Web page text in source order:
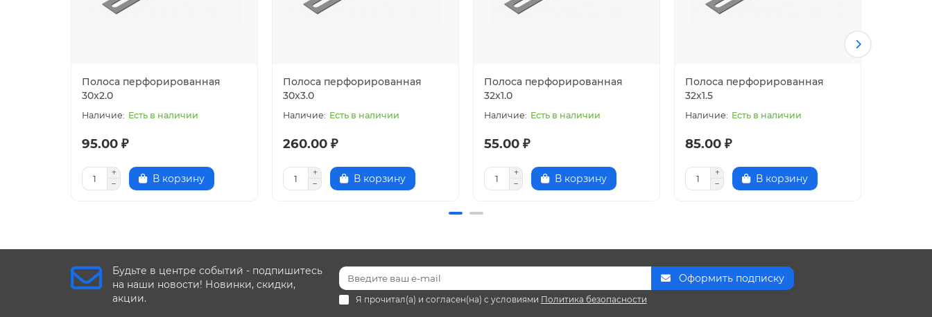
Полоса перфорированная
30x2.0
Есть в наличии
95.00 ₽
В корзину
Полоса перфорированная
30x3.0
Есть в наличии
260.00 ₽
В корзину
Полоса перфорированная
32x1.0
Есть в наличии
55.00 ₽
В корзину
Полоса перфорированная
32x1.5
Есть в наличии
85.00 ₽
В корзину
Будьте в центре событий - подпишитесь
на наши новости! Новинки, скидки,
акции.
Оформить подписку
Я прочитал(а) и согласен(на) с условиями Политика безопасности